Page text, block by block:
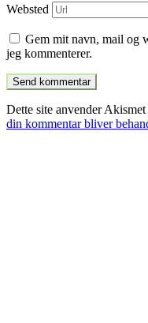
Websted
Gem mit navn, mail og
jeg kommenterer.
Dette site anvender
din kommentar bliver